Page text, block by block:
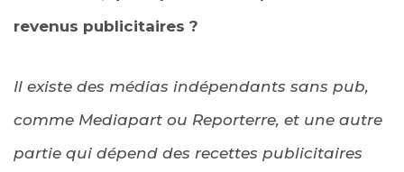
revenus publicitaires ?
Il existe des médias indépendants sans pub,
comme Mediapart ou Reporterre, et une autre
partie qui dépend des recettes publicitaires